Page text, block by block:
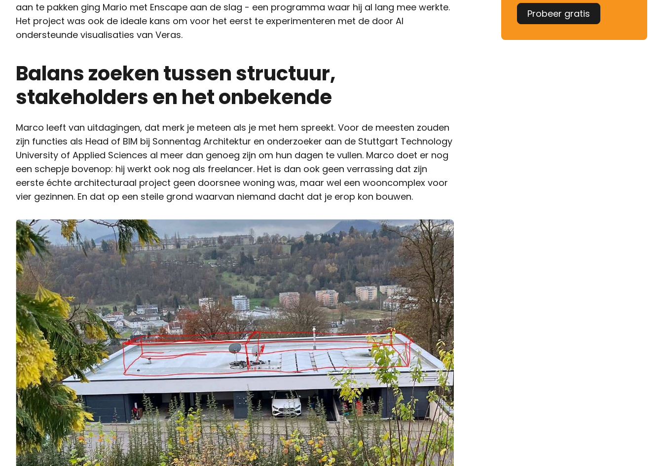
aan te pakken ging Mario met Enscape aan de slag - een programma waar hij al lang mee werkte.
Het project was ook de ideale kans om voor het eerst te experimenteren met de door AI
ondersteunde visualisaties van Veras.
Balans zoeken tussen structuur,
stakeholders en het onbekende
Marco leeft van uitdagingen, dat merk je meteen als je met hem spreekt. Voor de meesten zouden
zijn functies als Head of BIM bij Sonnentag Architektur en onderzoeker aan de Stuttgart Technology
University of Applied Sciences al meer dan genoeg zijn om hun dagen te vullen. Marco doet er nog
een schepje bovenop: hij werkt ook nog als freelancer. Het is dan ook geen verrassing dat zijn
eerste échte architecturaal project geen doorsnee woning was, maar wel een wooncomplex voor
vier gezinnen. En dat op een steile grond waarvan niemand dacht dat je erop kon bouwen.
Probeer gratis